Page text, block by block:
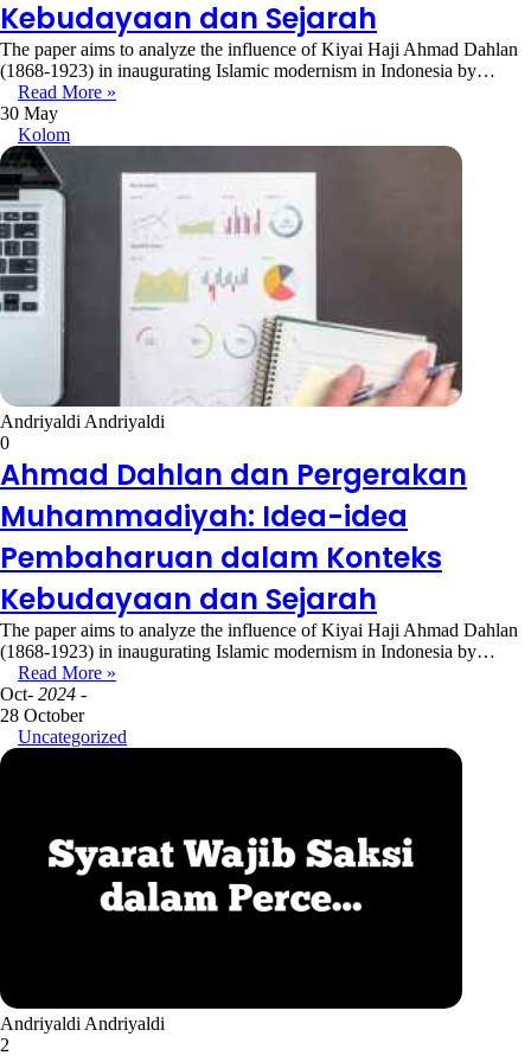
Kebudayaan dan Sejarah
The paper aims to analyze the influence of Kiyai Haji Ahmad Dahlan
(1868-1923) in inaugurating Islamic modernism in Indonesia by…
Read More »
30 May
Kolom
Andriyaldi Andriyaldi
0
Ahmad Dahlan dan Pergerakan
Muhammadiyah: Idea-idea
Pembaharuan dalam Konteks
Kebudayaan dan Sejarah
The paper aims to analyze the influence of Kiyai Haji Ahmad Dahlan
(1868-1923) in inaugurating Islamic modernism in Indonesia by…
Read More »
Oct- 2024 -
28 October
Uncategorized
Andriyaldi Andriyaldi
2